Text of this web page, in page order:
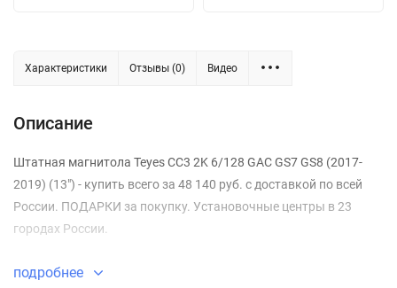
Характеристики Отзывы (0) Видео
Описание
Штатная магнитола Teyes CC3 2K 6/128 GAC GS7 GS8 (2017-
2019) (13") - купить всего за 48 140 руб. с доставкой по всей
России. ПОДАРКИ за покупку. Установочные центры в 23
городах России.
подробнее